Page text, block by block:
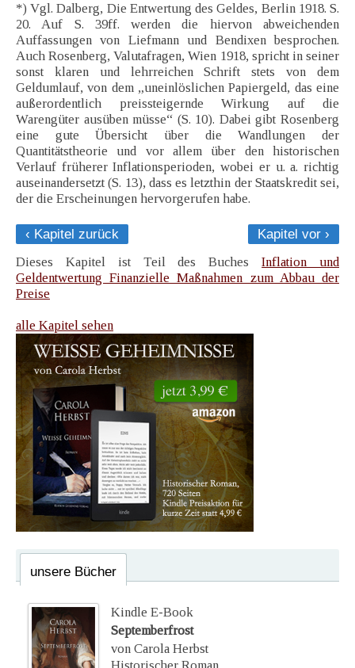
*) Vgl. Dalberg, Die Entwertung des Geldes, Berlin 1918. S.
20. Auf S. 39ff. werden die hiervon abweichenden
Auffassungen von Liefmann und Bendixen besprochen.
Auch Rosenberg, Valutafragen, Wien 1918, spricht in seiner
sonst klaren und lehrreichen Schrift stets von dem
Geldumlauf, von dem „uneinlöslichen Papiergeld, das eine
außerordentlich preissteigernde Wirkung auf die
Warengüter ausüben müsse“ (S. 10). Dabei gibt Rosenberg
eine gute Übersicht über die Wandlungen der
Quantitätstheorie und vor allem über den historischen
Verlauf früherer Inflationsperioden, wobei er u. a. richtig
auseinandersetzt (S. 13), dass es letzthin der Staatskredit sei,
der die Erscheinungen hervorgerufen habe.
‹ Kapitel zurück
Kapitel vor ›
Dieses Kapitel ist Teil des BuchesInflation und
Geldentwertung Finanzielle Maßnahmen zum Abbau der
Preise
alle Kapitel sehen
unsere Bücher
Kindle E-Book
Septemberfrost
von Carola Herbst